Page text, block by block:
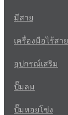
มีสาย
เครื่องมือไร้สาย
อุปกรณ์เสริม
ปั๊มลม
ปั๊มหอยโข่ง